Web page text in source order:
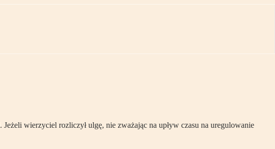
wierzyciel rozliczył ulgę, nie zważając na upływ czasu na uregulowanie